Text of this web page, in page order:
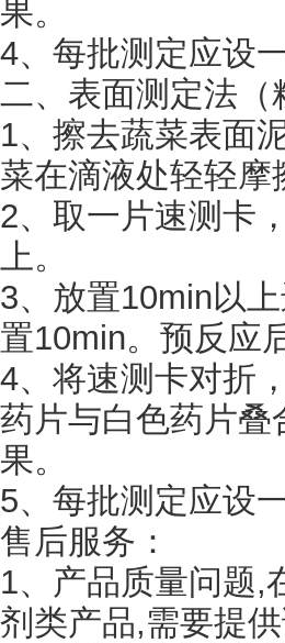
果。
4、每批测定应设
二、表面测定法（
1、擦去蔬菜表面
菜在滴液处轻轻摩
2、取一片速测卡
上。
3、放置10min以
置10min。预反应
4、将速测卡对折
药片与白色药片
果。
5、每批测定应设
售后服务：
1、产品质量问题,
剂类产品,需要提